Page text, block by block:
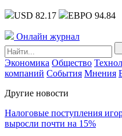
USD 82.17 ЕВРО 94.84
Онлайн журнал
Экономика Общество
компаний События Мнения
Другие новости
Налоговые поступления
выросли почти на 15%